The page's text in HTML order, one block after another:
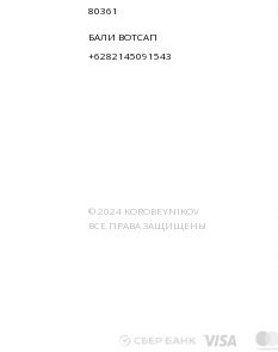
© 2024 KOROBEYNIKOV
ВСЕ ПРАВА ЗАЩИЩЕНЫ
80361
БАЛИ ВОТСАП
+6282145091543